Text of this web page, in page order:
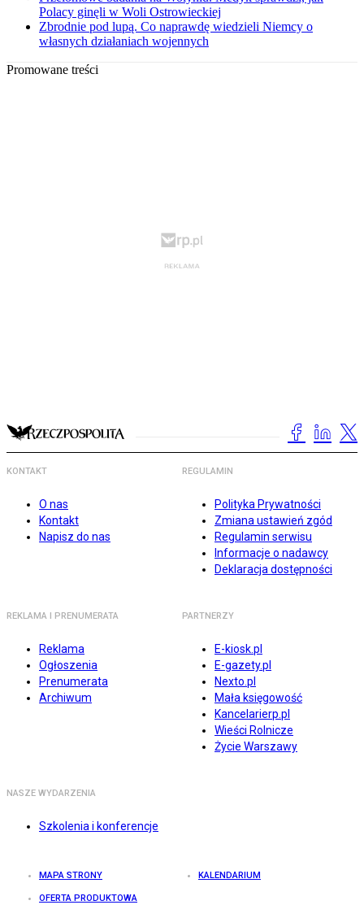
Polacy ginęli w Woli Ostrowieckiej
Zbrodnie pod lupą. Co naprawdę wiedzieli Niemcy o
własnych działaniach wojennych
Promowane treści
KONTAKT
O nas
Kontakt
Napisz do nas
REGULAMIN
Polityka Prywatności
Zmiana ustawień zgód
Regulamin serwisu
Informacje o nadawcy
Deklaracja dostępności
REKLAMA I PRENUMERATA
Reklama
Ogłoszenia
Prenumerata
Archiwum
PARTNERZY
E-kiosk.pl
E-gazety.pl
Nexto.pl
Mała księgowość
Kancelarierp.pl
Wieści Rolnicze
Życie Warszawy
NASZE WYDARZENIA
Szkolenia i konferencje
MAPA STRONY KALENDARIUM
OFERTA PRODUKTOWA